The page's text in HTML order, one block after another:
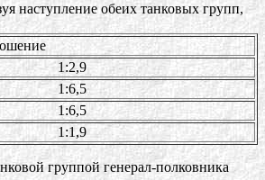
наступление обеих танковых групп,
группой генерал-полковника